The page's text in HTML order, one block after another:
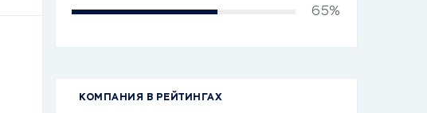
65%
КОМПАНИЯ В РЕЙТИНГАХ